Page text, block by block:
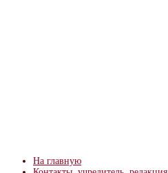
На главную